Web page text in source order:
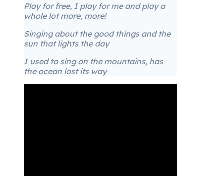
Play for free, I play for me and play a
whole lot more, more!
Singing about the good things and the
sun that lights the day
I used to sing on the mountains, has
the ocean lost its way